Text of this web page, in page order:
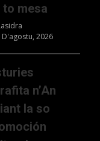
to mesa
D'agostu, 2026
n’An
la so